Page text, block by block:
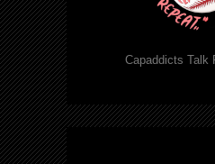
Capaddicts Talk